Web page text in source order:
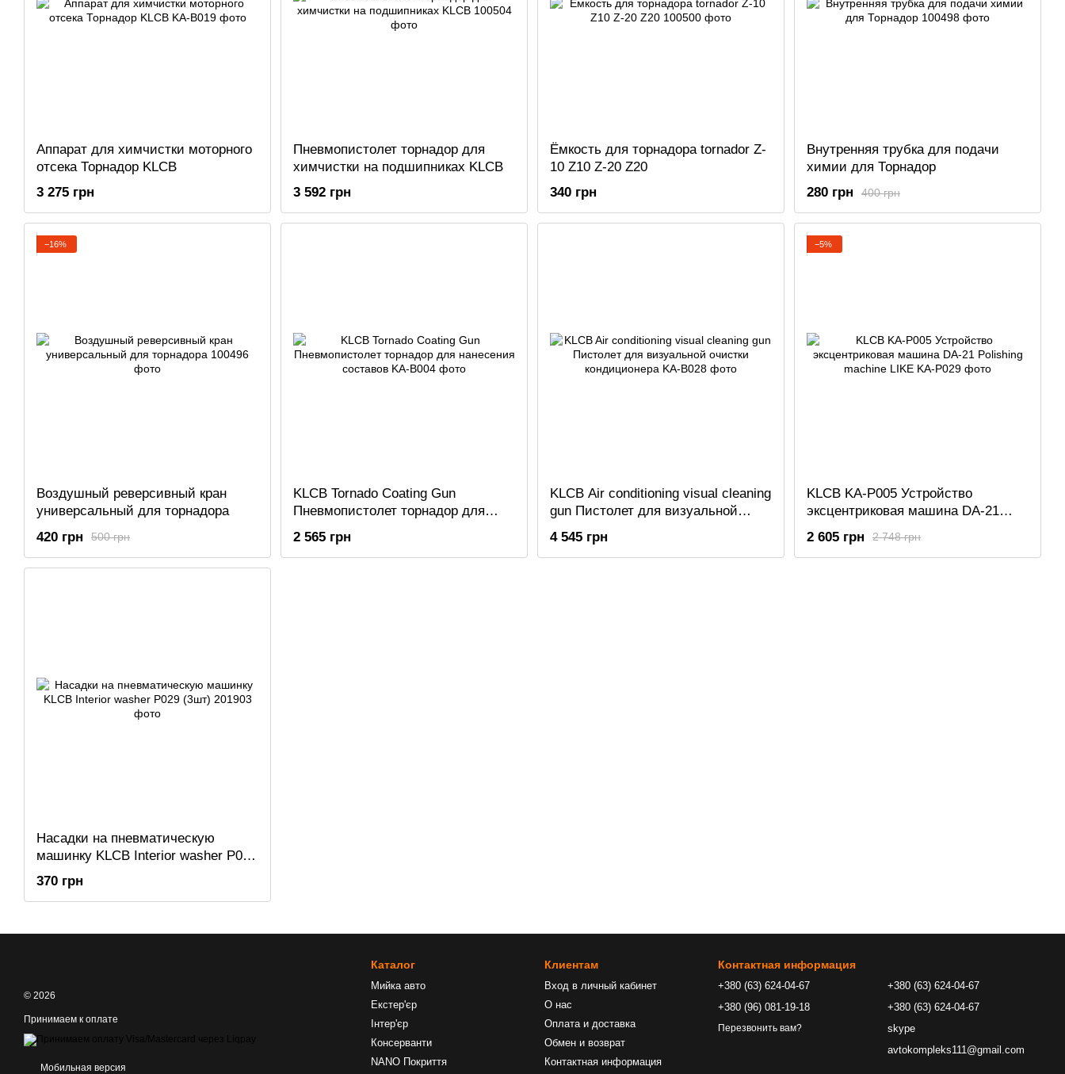
Аппарат для химчистки моторного
отсека Торнадор KLCB
3 275 грн
Пневмопистолет торнадор для
химчистки на подшипниках KLCB
3 592 грн
Ёмкость для торнадора tornador Z-
10 Z10 Z-20 Z20
340 грн
Внутренняя трубка для подачи
химии для Торнадор
400 грн
280 грн
−16%
Воздушный реверсивный кран
универсальный для торнадора
500 грн
420 грн
KLCB Tornado Coating Gun
Пневмопистолет торнадор для
нанесения составов
2 565 грн
KLCB Air conditioning visual cleaning
gun Пистолет для визуальной
очистки кондиционера
4 545 грн
−5%
KLCB KA-P005 Устройство
эксцентриковая машина DA-21
Polishing machine LIKE
2 748 грн
2 605 грн
Насадки на пневматическую
машинку KLCB Interior washer P029
(3шт)
370 грн
© 2026
Принимаем к оплате
Мобильная версия
Каталог
Мийка авто
Екстер'єр
Інтер'єр
Консерванти
NANO Покриття
Клиентам
Вход в личный кабинет
О нас
Оплата и доставка
Обмен и возврат
Контактная информация
Контактная информация
+380 (63) 624-04-67
+380 (96) 081-19-18
Перезвонить вам?
+380 (63) 624-04-67
+380 (63) 624-04-67
skype
avtokompleks111@gmail.com